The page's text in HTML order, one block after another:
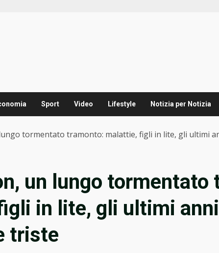
Sport Video Lifestyle Notizia per Notizia
tormentato tramonto: malattie, figli in lite, gli ultimi
un lungo tormentato
in lite, gli ultimi
triste